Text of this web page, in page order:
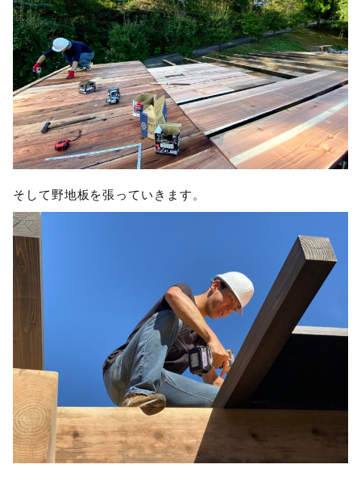
そして野地板を張っていきます。